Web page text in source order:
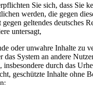
Sie sich, dass Sie
werden, die gegen
gegen geltendes deutsches
untersagt,
oder unwahre Inhalte zu
das System an andere
insbesondere durch das
geschützte Inhalte ohne